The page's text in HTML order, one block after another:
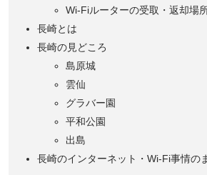
Wi-Fiルーターの受取・返却場
長崎とは
長崎の見どころ
島原城
雲仙
グラバー園
平和公園
出島
長崎のインターネット・Wi-Fi事情の